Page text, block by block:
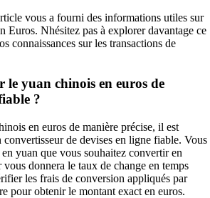
vous a fourni des informations utiles sur
Euros. Nhésitez pas à explorer davantage ce
connaissances sur les transactions de
le yuan chinois en euros de
?
en euros de manière précise, il est
de devises en ligne fiable. Vous
yuan que vous souhaitez convertir en
donnera le taux de change en temps
les frais de conversion appliqués par
pour obtenir le montant exact en euros.